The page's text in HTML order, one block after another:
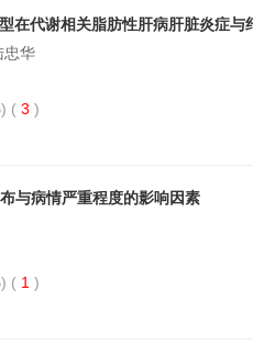
在代谢相关脂肪性肝病肝脏炎症与
忠华
( 3 )
与病情严重程度的影响因素
( 1 )